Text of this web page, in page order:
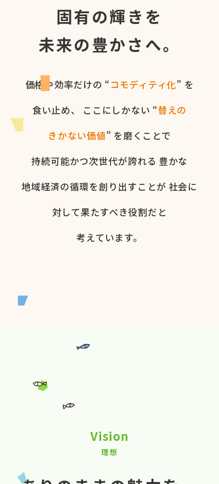
固有の輝きを
未来の豊かさへ。
価格や​効率だけの​ “コモディティ化” を​
食い​止め、
ここに​しかない​ “替えの​
きかない​価値” を​磨く​ことで
持続可能かつ次世代が​誇れる 豊かな​
地域経済の​循環を​創り出すことが 社会に​
対して​果た​すべき役割だと​
考えています。​
Vision
理想